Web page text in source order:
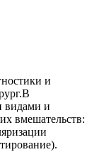
и
видами и
вмешательств: